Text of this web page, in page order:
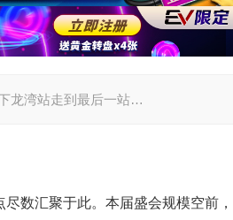
龙湾站走到最后一站…
数汇聚于此。本届盛会规模空前，